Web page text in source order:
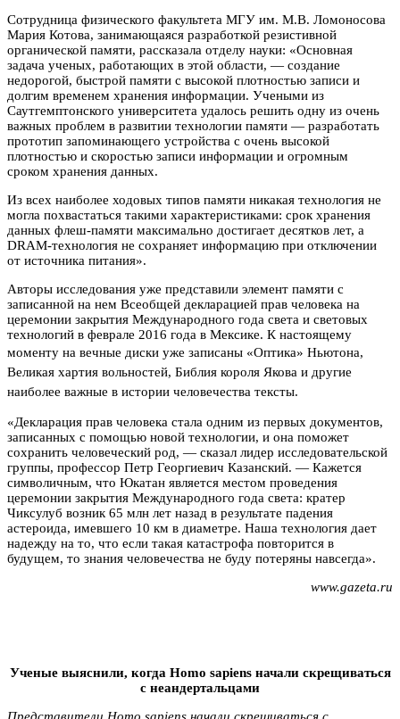
Сотрудница физического факультета МГУ им. М.В. Ломоносова
Мария Котова, занимающаяся разработкой резистивной
органической памяти, рассказала отделу науки: «Основная
задача ученых, работающих в этой области, — создание
недорогой, быстрой памяти с высокой плотностью записи и
долгим временем хранения информации. Учеными из
Саутгемптонского университета удалось решить одну из очень
важных проблем в развитии технологии памяти — разработать
прототип запоминающего устройства с очень высокой
плотностью и скоростью записи информации и огромным
сроком хранения данных.
Из всех наиболее ходовых типов памяти никакая технология не
могла похвастаться такими характеристиками: срок хранения
данных флеш-памяти максимально достигает десятков лет, а
DRAM-технология не сохраняет информацию при отключении
от источника питания».
Авторы исследования уже представили элемент памяти с
записанной на нем Всеобщей декларацией прав человека на
церемонии закрытия Международного года света и световых
технологий в феврале 2016 года в Мексике. К настоящему
моменту на вечные диски уже записаны «Оптика» Ньютона,
Великая хартия вольностей, Библия короля Якова и другие
наиболее важные в истории человечества тексты.
«Декларация прав человека стала одним из первых документов,
записанных с помощью новой технологии, и она поможет
сохранить человеческий род, — сказал лидер исследовательской
группы, профессор Петр Георгиевич Казанский. — Кажется
символичным, что Юкатан является местом проведения
церемонии закрытия Международного года света: кратер
Чиксулуб возник 65 млн лет назад в результате падения
астероида, имевшего 10 км в диаметре. Наша технология дает
надежду на то, что если такая катастрофа повторится в
будущем, то знания человечества не буду потеряны навсегда».
www.gazeta.ru
Ученые выяснили, когда Homo sapiens начали скрещиваться
с неандертальцами